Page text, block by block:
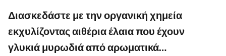
Διασκεδάστε με την οργανική χημεία
εκχυλίζοντας αιθέρια έλαια που έχουν
γλυκιά μυρωδιά από αρωματικά…